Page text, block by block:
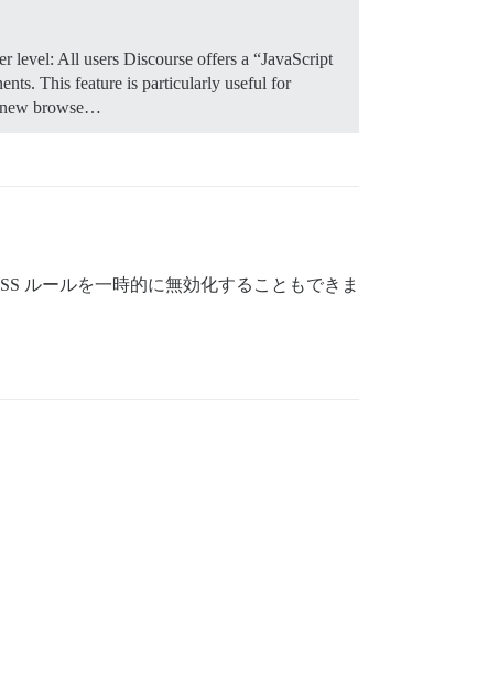
level: All users Discourse offers a “JavaScript
This feature is particularly useful for
new browse…
ルールを一時的に無効化することもできま